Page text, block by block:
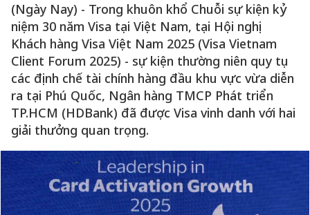
(Ngày Nay) - Trong khuôn khổ Chuỗi sự kiện kỷ
niệm 30 năm Visa tại Việt Nam, tại Hội nghị
Khách hàng Visa Việt Nam 2025 (Visa Vietnam
Client Forum 2025) - sự kiện thường niên quy tụ
các định chế tài chính hàng đầu khu vực vừa diễn
ra tại Phú Quốc, Ngân hàng TMCP Phát triển
TP.HCM (HDBank) đã được Visa vinh danh với hai
giải thưởng quan trọng.